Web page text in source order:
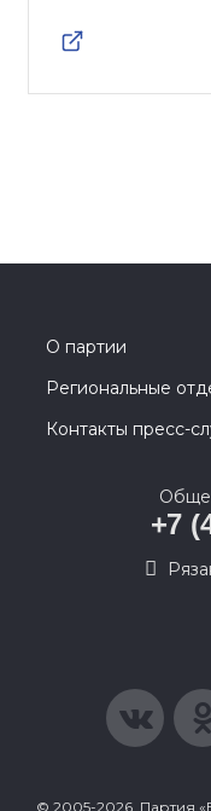
О партии
Региональные
Контакты пресс-
+7
© 2005-2026, Партия